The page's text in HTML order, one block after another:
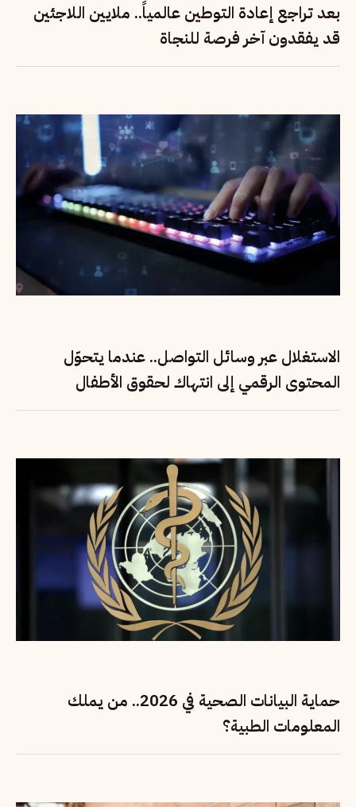
بعد تراجع إعادة التوطين عالمياً.. ملايين اللاجئين
قد يفقدون آخر فرصة للنجاة
الاستغلال عبر وسائل التواصل.. عندما يتحوّل
المحتوى الرقمي إلى انتهاك لحقوق الأطفال
حماية البيانات الصحية في 2026.. من يملك
المعلومات الطبية؟